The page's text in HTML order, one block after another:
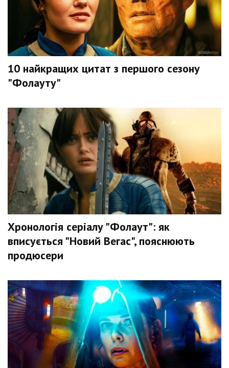
10 найкращих цитат з першого сезону
"Фолауту"
Хронологія серіалу "Фолаут": як
вписується "Новий Вегас", пояснюють
продюсери